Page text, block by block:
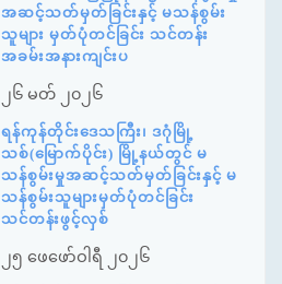
အဆင့်သတ်မှတ်ခြင်းနှင့် မသန်စွမ်း
သူများ မှတ်ပုံတင်ခြင်း သင်တန်း
အခမ်းအနားကျင်းပ
၂၆ မတ် ၂၀၂၆
ရန်ကုန်တိုင်းဒေသကြီး၊ ဒဂုံမြို့
သစ်(မြောက်ပိုင်း) မြို့နယ်တွင် မ
သန်စွမ်းမှုအဆင့်သတ်မှတ်ခြင်းနှင့် မ
သန်စွမ်းသူများမှတ်ပုံတင်ခြင်း
သင်တန်းဖွင့်လှစ်
၂၅ ဖေဖော်ဝါရီ ၂၀၂၆